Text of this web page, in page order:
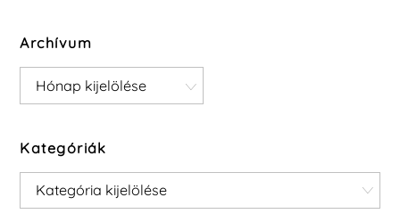
Archívum
Archívum
Kategóriák
Kategóriák